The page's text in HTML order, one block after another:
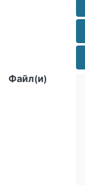
Файл(и)